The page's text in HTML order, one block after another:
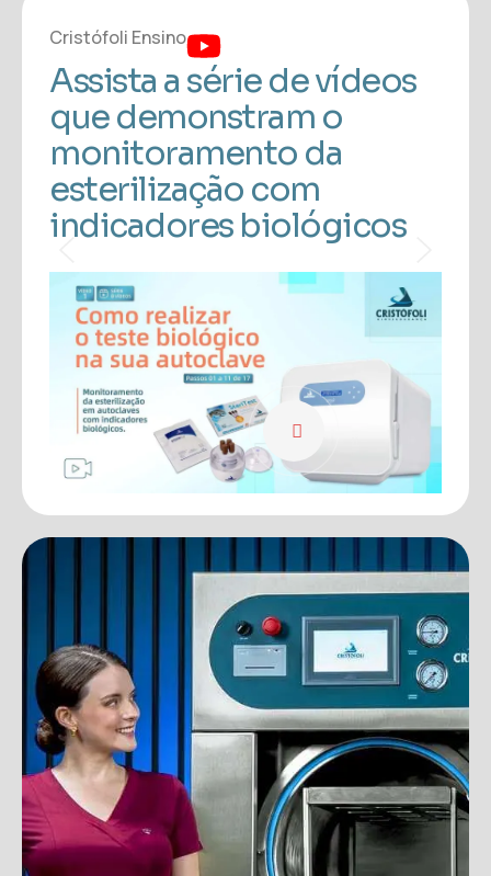
Cristófoli Ensino
Assista a série de vídeos
que demonstram o
monitoramento da
esterilização com
indicadores biológicos